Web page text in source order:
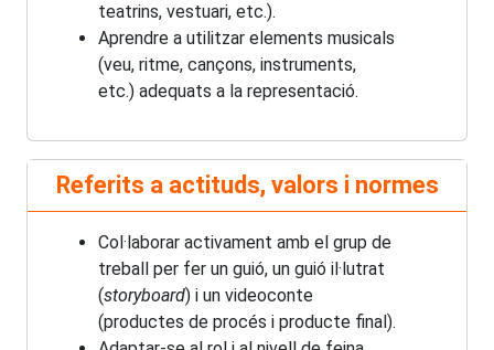
teatrins, vestuari, etc.).
Aprendre a utilitzar elements musicals
(veu, ritme, cançons, instruments,
etc.) adequats a la representació.
Referits a actituds, valors i normes
Col·laborar activament amb el grup de
treball per fer un guió, un guió il·lutrat
(storyboard) i un videoconte
(productes de procés i producte final).